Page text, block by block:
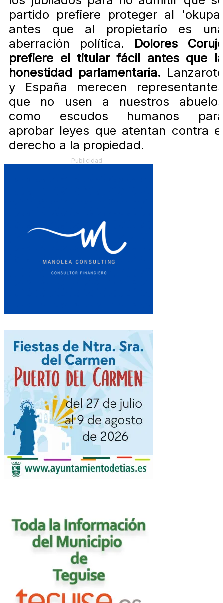
partido prefiere proteger al
antes que al propietario es
aberración política. Dolores
prefiere el titular fácil antes que
honestidad parlamentaria.
y España merecen
que no usen a nuestros
como escudos humanos
aprobar leyes que atentan contra
derecho a la propiedad.
Publicidad